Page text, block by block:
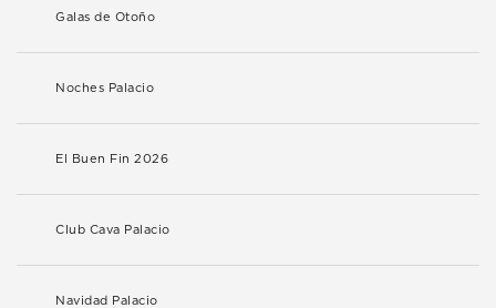
Galas de Otoño
Noches Palacio
El Buen Fin 2026
Club Cava Palacio
Navidad Palacio